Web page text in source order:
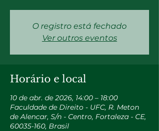
O registro está fechado
Ver outros eventos
Horário e local
10 de abr. de 2026, 14:00 – 18:00
Faculdade de Direito - UFC, R. Meton
de Alencar, S/n - Centro, Fortaleza - CE,
60035-160, Brasil